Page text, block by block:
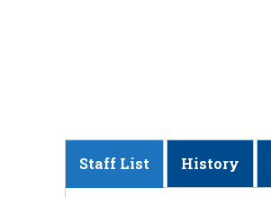
Staff List History